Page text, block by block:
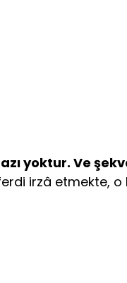
yoktur. Ve
irzâ etmekte,